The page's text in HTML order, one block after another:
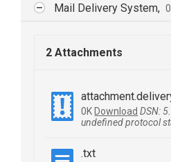
Mail Delivery System,
2 Attachments
0K Download DSN:
undefined protocol
.txt